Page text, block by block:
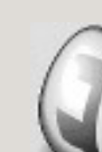
springen